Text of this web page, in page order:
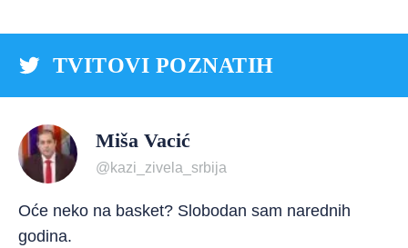
TVITOVI POZNATIH
Miša Vacić
@kazi_zivela_srbija
Oće neko na basket? Slobodan sam narednih
godina.